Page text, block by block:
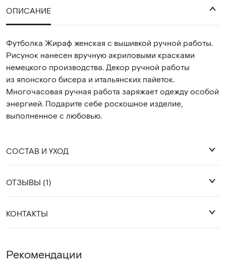
ОПИСАНИЕ
Футболка Жираф женская с вышивкой ручной работы.
Рисунок нанесен вручную акриловыми красками
немецкого производства. Декор ручной работы
из японского бисера и итальянских пайеток.
Многочасовая ручная работа заряжает одежду особой
энергией. Подарите себе роскошное изделие,
выполненное с любовью.
СОСТАВ И УХОД
92% хлопок 8% лайкра
ОТЗЫВЫ (1)
Ольга М.
КОНТАКТЫ
WhatsApp
Telegram
Рекомендации